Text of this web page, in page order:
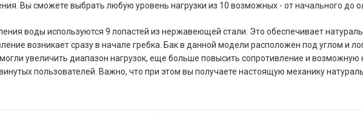
Вы сможете выбрать любую уровень нагрузки из 10 возможных - от начального до
воды используются 9 лопастей из нержавеющей стали. Это обеспечивает
возникает сразу в начале гребка. Бак в данной модели расположен под углом и
увеличить диапазон нагрузок, еще больше повысить сопротивление и
пользователей. Важно, что при этом вы получаете настоящую механику